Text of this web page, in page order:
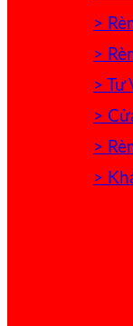
>
>
> Tư
>
>
>